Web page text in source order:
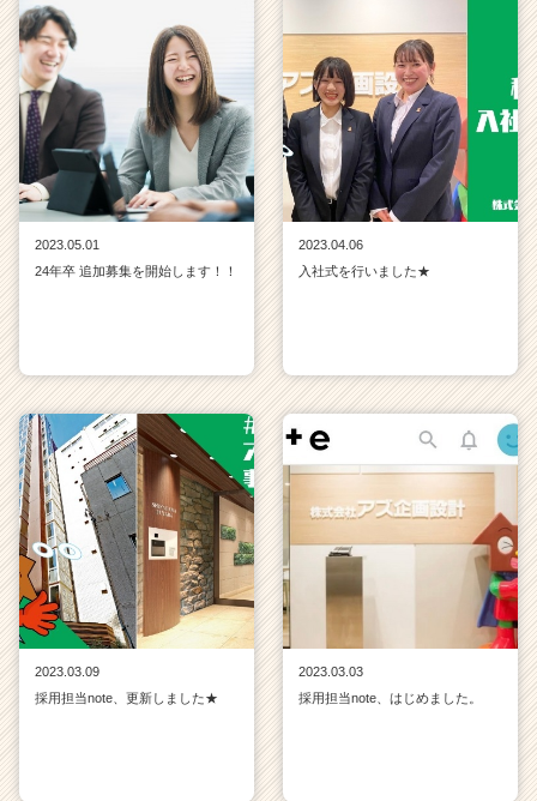
2023.05.01
24年卒 追加募集を開始します！！
2023.04.06
入社式を行いました★
2023.03.09
採用担当note、更新しました★
2023.03.03
採用担当note、はじめました。